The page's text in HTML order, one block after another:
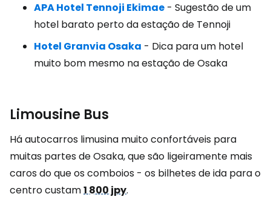
APA Hotel Tennoji Ekimae - Sugestão de um
hotel barato perto da estação de Tennoji
Hotel Granvia Osaka - Dica para um hotel
muito bom mesmo na estação de Osaka
Limousine Bus
Há autocarros limusina muito confortáveis para
muitas partes de Osaka, que são ligeiramente mais
caros do que os comboios - os bilhetes de ida para o
centro custam1 800 jpy.